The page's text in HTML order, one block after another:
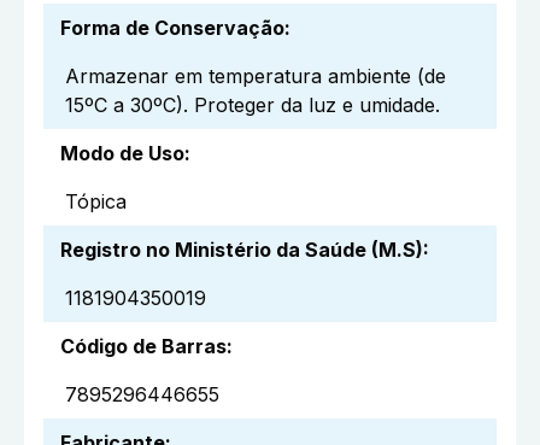
Forma de Conservação:
Armazenar em temperatura ambiente (de
15ºC a 30ºC). Proteger da luz e umidade.
Modo de Uso:
Tópica
Registro no Ministério da Saúde (M.S):
1181904350019
Código de Barras:
7895296446655